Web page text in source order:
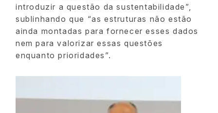
introduzir a questão da sustentabilidade”,
sublinhando que “as estruturas não estão
ainda montadas para fornecer esses dados
nem para valorizar essas questões
enquanto prioridades”.